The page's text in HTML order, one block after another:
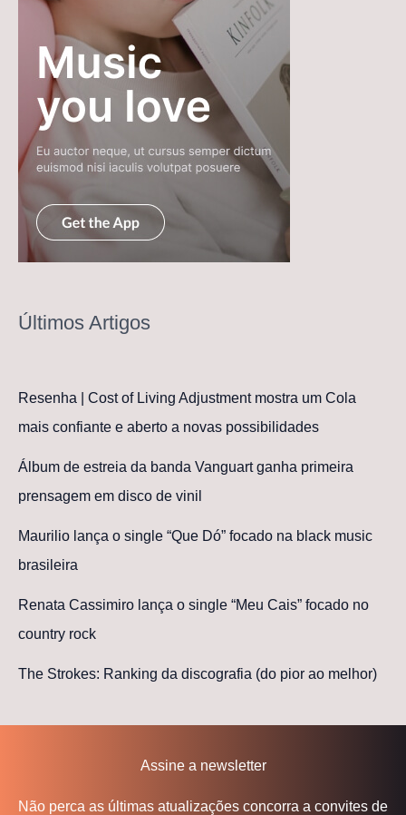
Últimos Artigos
Resenha | Cost of Living Adjustment mostra um Cola
mais confiante e aberto a novas possibilidades
Álbum de estreia da banda Vanguart ganha primeira
prensagem em disco de vinil
Maurilio lança o single “Que Dó” focado na black music
brasileira
Renata Cassimiro lança o single “Meu Cais” focado no
country rock
The Strokes: Ranking da discografia (do pior ao melhor)
Assine a newsletter
Não perca as últimas atualizações concorra a convites de